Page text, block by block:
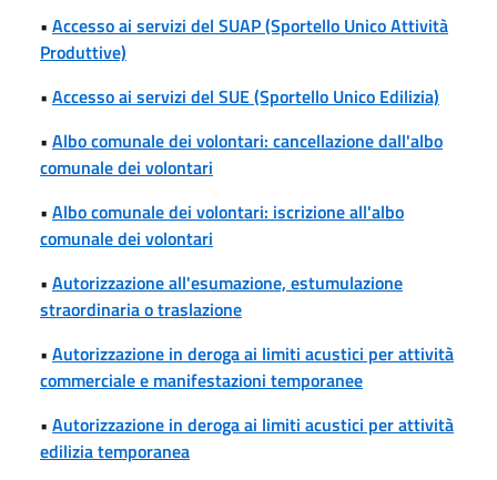
• Accesso ai servizi del SUAP (Sportello Unico Attività
Produttive)
• Accesso ai servizi del SUE (Sportello Unico Edilizia)
• Albo comunale dei volontari: cancellazione dall'albo
comunale dei volontari
• Albo comunale dei volontari: iscrizione all'albo
comunale dei volontari
• Autorizzazione all'esumazione, estumulazione
straordinaria o traslazione
• Autorizzazione in deroga ai limiti acustici per attività
commerciale e manifestazioni temporanee
• Autorizzazione in deroga ai limiti acustici per attività
edilizia temporanea